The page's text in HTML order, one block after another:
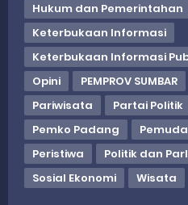
Hukum dan Pemerintahan
Keterbukaan Informasi
Keterbukaan Informasi
Opini
PEMPROV SUMBAR
Pariwisata
Partai Politik
Pemko Padang
Pemuda
Peristiwa
Politik dan
Sosial Ekonomi
Wisata